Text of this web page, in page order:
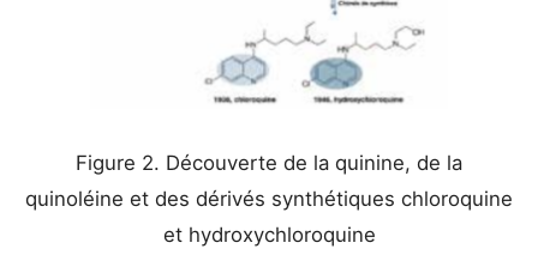
Figure 2. Découverte de la quinine, de la
quinoléine et des dérivés synthétiques chloroquine
et hydroxychloroquine